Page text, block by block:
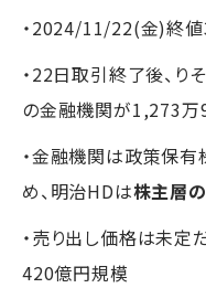
・2024/11/22(金)終
・22日取引終了後、
の金融機関が1,273
・金融機関は政策保有
め、明治HDは株主層
・売り出し価格は未定
420億円規模